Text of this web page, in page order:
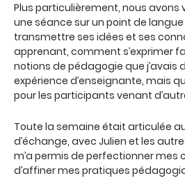
Plus particulièrement, nous
une séance sur un point de
transmettre ses idées et ses
apprenant, comment s’exprimer
notions de pédagogie que j’avais
expérience d’enseignante, mais
pour les participants venant
Toute la semaine était articulée
d’échange, avec Julien et les
m’a permis de perfectionner mes
d’affiner mes pratiques